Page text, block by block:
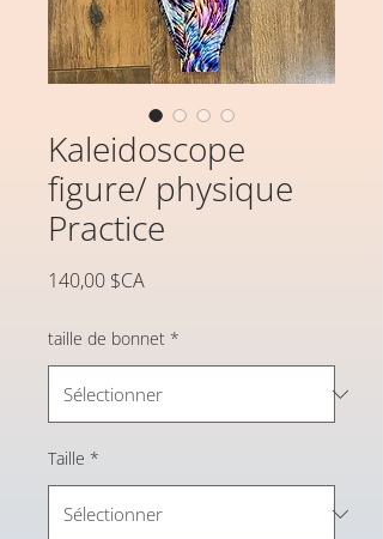
Kaleidoscope
figure/ physique
Practice
140,00 $CA
taille de bonnet *
Taille *